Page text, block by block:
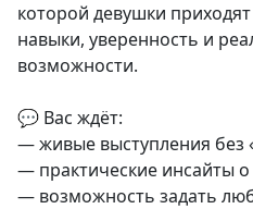
которой девушки
навыки, уверенность и
возможности.
💬 Вас ждёт:
— живые выступления без
— практические инсайты о
— возможность задать